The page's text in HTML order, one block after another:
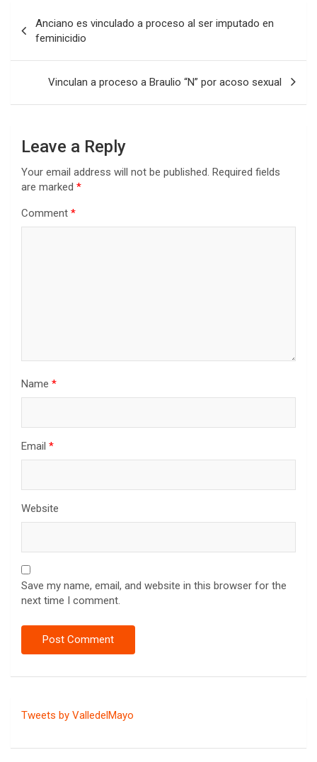
navigation
Anciano es vinculado a proceso al ser imputado en
feminicidio
Vinculan a proceso a Braulio “N” por acoso sexual
Leave a Reply
Your email address will not be published. Required fields
are marked *
Comment *
Name *
Email *
Website
Save my name, email, and website in this browser for the
next time I comment.
Tweets by ValledelMayo